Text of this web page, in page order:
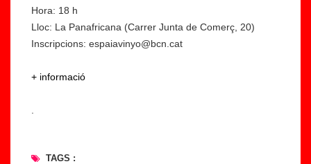
Hora: 18 h
Lloc: La Panafricana (Carrer Junta de Comerç, 20)
Inscripcions: espaiavinyo@bcn.cat
+ informació
TAGS :